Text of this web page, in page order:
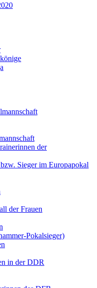
der
Sieger im Europapokal
der Frauen
Pokalsieger)
in der DDR